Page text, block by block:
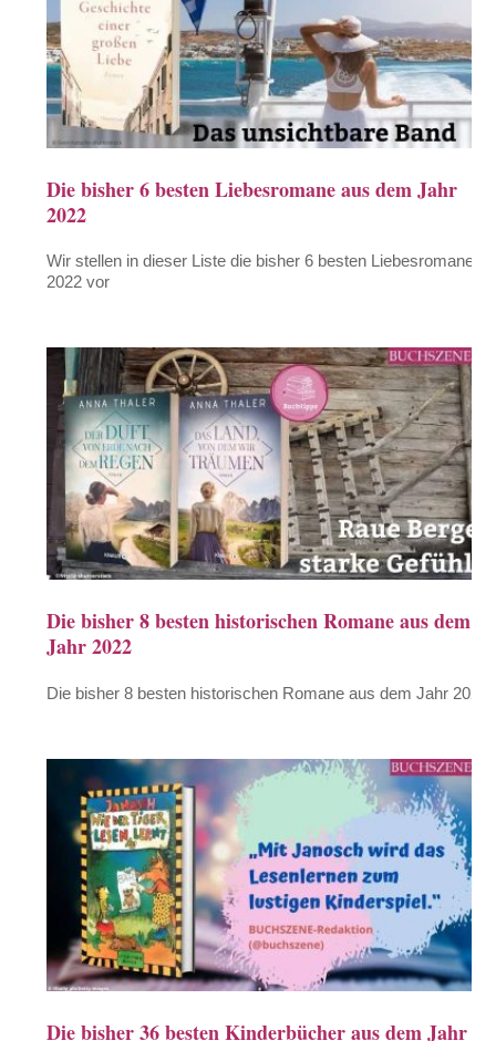
Die bisher 6 besten Liebesromane aus dem Jahr
2022
Wir stellen in dieser Liste die bisher 6 besten Liebesromane
2022 vor
Die bisher 8 besten historischen Romane aus dem
Jahr 2022
Die bisher 8 besten historischen Romane aus dem Jahr 2022
Die bisher 36 besten Kinderbücher aus dem Jahr